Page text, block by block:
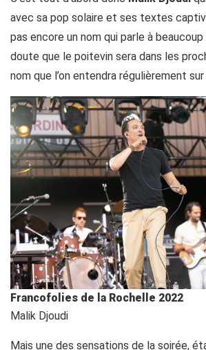
avec sa pop solaire et ses textes
pas encore un nom qui parle à
doute que le poitevin sera dans les
nom que l’on entendra régulièrement
Francofolies de la Rochelle 2022
Malik Djoudi
Mais une des sensations de la soirée,